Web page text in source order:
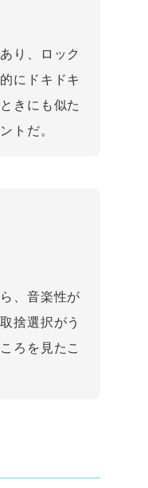
り、ロック
にドキドキ
きにも似た
トだ。
、音楽性が
捨選択がう
ろを見たこ